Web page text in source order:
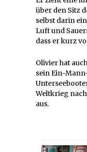
über den Sitz
selbst darin
Luft und
dass er kurz
Olivier hat
sein Ein-
Weltkrieg
aus.